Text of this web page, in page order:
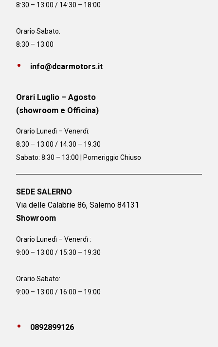
8:30 – 13:00 / 14:30 – 18:00
Orario Sabato:
8:30 – 13:00
info@dcarmotors.it
Orari Luglio – Agosto
(showroom e Officina)
Orario Lunedì – Venerdì:
8:30 – 13:00 / 14:30 – 19:30
Sabato: 8:30 – 13:00 | Pomeriggio Chiuso
SEDE SALERNO
Via delle Calabrie 86, Salerno 84131
Showroom
Orario Lunedì – Venerdì :
9:00 – 13:00 / 15:30 – 19:30
Orario Sabato:
9:00 – 13:00 / 16:00 – 19:00
0892899126